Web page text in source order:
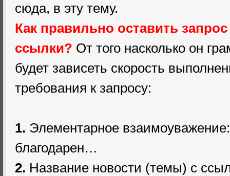
сюда, в эту тему.
Как правильно оставить
ссылки? От того насколько он
будет зависеть скорость
требования к запросу:
1. Элементарное
благодарен…
2. Название новости (темы) с